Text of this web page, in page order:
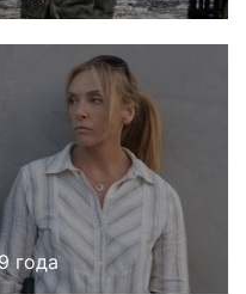
года